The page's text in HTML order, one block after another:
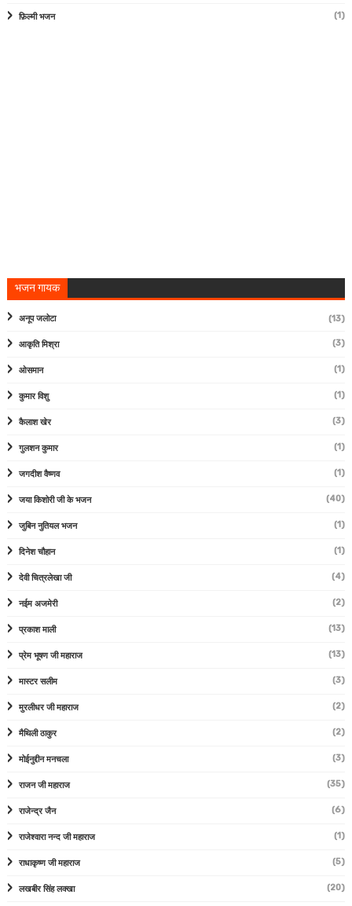
फ़िल्मी भजन (1)
भजन गायक
अनूप जलोटा (13)
आकृति मिश्रा (3)
ओसमान (1)
कुमार विशु (1)
कैलाश खेर (3)
गुलशन कुमार (1)
जगदीश वैष्णव (1)
जया किशोरी जी के भजन (40)
जुबिन नुतियल भजन (1)
दिनेश चौहान (1)
देवी चित्रलेखा जी (4)
नईम अजमेरी (2)
प्रकाश माली (13)
प्रेम भूषण जी महाराज (13)
मास्टर सलीम (3)
मुरलीधर जी महाराज (2)
मैथिली ठाकुर (2)
मोईनुद्दीन मनचला (3)
राजन जी महाराज (35)
राजेन्द्र जैन (6)
राजेश्वारा नन्द जी महाराज (1)
राधाकृष्ण जी महाराज (5)
लखबीर सिंह लक्खा (20)